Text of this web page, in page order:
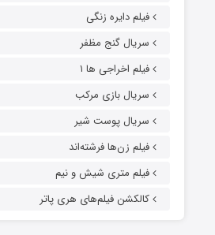
فیلم دایره زنگی
سریال گنج مظفر
فیلم اخراجی ها ۱
سریال بازی مرکب
سریال پوست شیر
فیلم زن‌ها فرشته‌اند
فیلم متری شیش و نیم
کالکشن فیلم‌های هری پاتر